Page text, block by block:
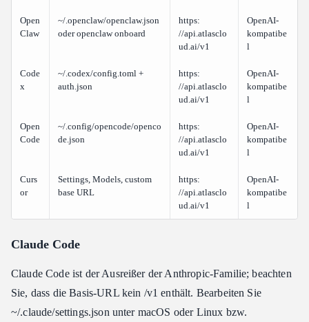
Open
Claw
~/.openclaw/openclaw.json
oder openclaw onboard
https:​
//api.atlasclo
ud.ai/v1
OpenAI-
kompatibe
l
Code
x
~/.codex/config.toml +
auth.json
https:​
//api.atlasclo
ud.ai/v1
OpenAI-
kompatibe
l
Open
Code
~/.config/opencode/openco
de.json
https:​
//api.atlasclo
ud.ai/v1
OpenAI-
kompatibe
l
Curs
or
Settings, Models, custom
base URL
https:​
//api.atlasclo
ud.ai/v1
OpenAI-
kompatibe
l
Claude Code
Claude Code ist der Ausreißer der Anthropic-Familie; beachten
Sie, dass die Basis-URL kein /v1 enthält. Bearbeiten Sie
~/.claude/settings.json unter macOS oder Linux bzw.